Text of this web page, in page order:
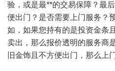
验，或是最**的交易保障？最
便出门？是否需要上门服务？
如，如果您持有的是投资金条
卖出，那么报价透明的服务商
旧金饰且不方便出门，那么上